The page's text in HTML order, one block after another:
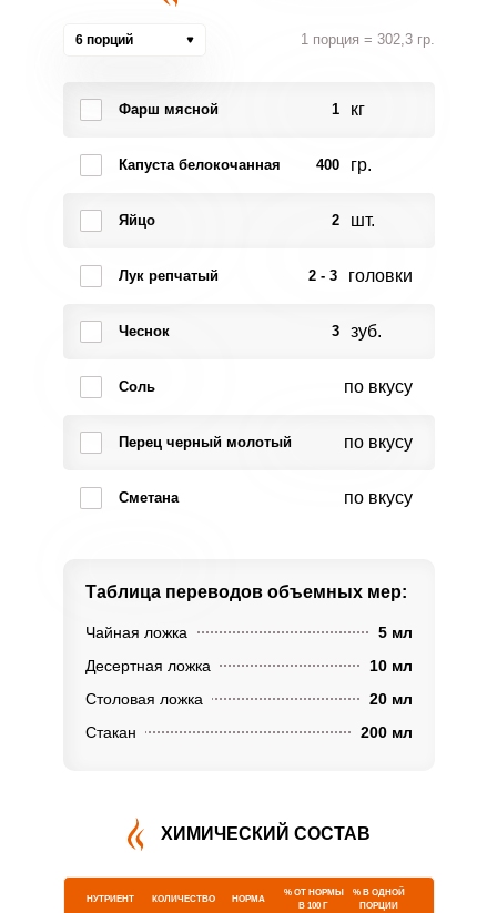
6 порций 1 порция = 302,3 гр.
Фарш мясной 1 кг
Капуста белокочанная 400 гр.
Яйцо 2 шт.
Лук репчатый 2 - 3 головки
Чеснок 3 зуб.
Соль по вкусу
Перец черный молотый по вкусу
Сметана по вкусу
Таблица переводов объемных мер:
Чайная ложка
5 мл
Десертная ложка
10 мл
Столовая ложка
20 мл
Стакан
200 мл
ХИМИЧЕСКИЙ СОСТАВ
НУТРИЕНТ КОЛИЧЕСТВО НОРМА
% ОТ НОРМЫ
В 100 Г
% В ОДНОЙ
ПОРЦИИ